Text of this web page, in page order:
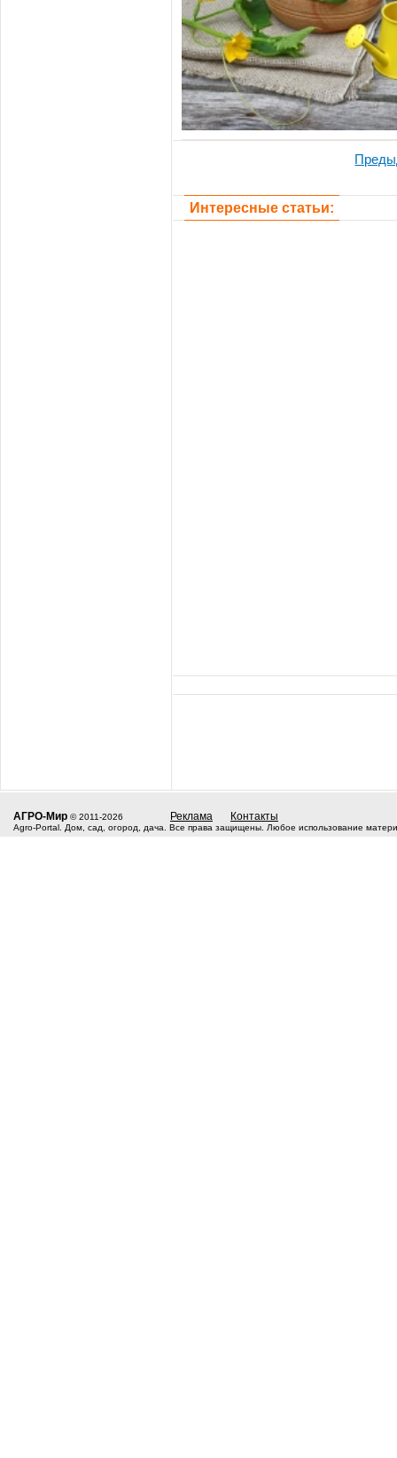
Интересные статьи:
АГРО-Мир © 2011-2026 Реклама Контакты
Agro-Portal. Дом, сад, огород, дача. Все права защищены. Любое использование